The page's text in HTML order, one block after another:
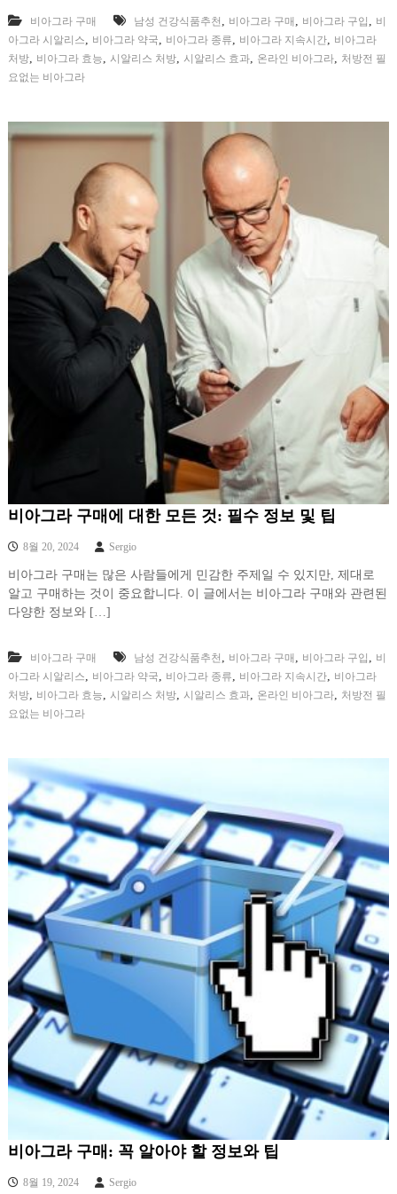
비아그라 구매 남성 건강식품추천 , 비아그라 구매 , 비아그라 구입 , 비
아그라 시알리스, 비아그라 약국, 비아그라 종류, 비아그라 지속시간, 비아그라
처방, 비아그라 효능, 시알리스 처방, 시알리스 효과, 온라인 비아그라, 처방전 필
요없는 비아그라
비아그라 구매에 대한 모든 것: 필수 정보 및 팁
8월 20, 2024 Sergio
비아그라 구매는 많은 사람들에게 민감한 주제일 수 있지만, 제대로
알고 구매하는 것이 중요합니다. 이 글에서는 비아그라 구매와 관련된
다양한 정보와 […]
비아그라 구매 남성 건강식품추천 비아그라 구매 비아그라 구입
비
아그라 시알리스
비아그라 약국 비아그라 종류 비아그라 지속시간,
비아그라
처방, 비아그라 효능 시알리스 처방, 시알리스 효과, 온라인 비아그라,
처방전 필
요없는 비아그라
비아그라 구매: 꼭 알아야 할 정보와 팁
8월 19, 2024 Sergio